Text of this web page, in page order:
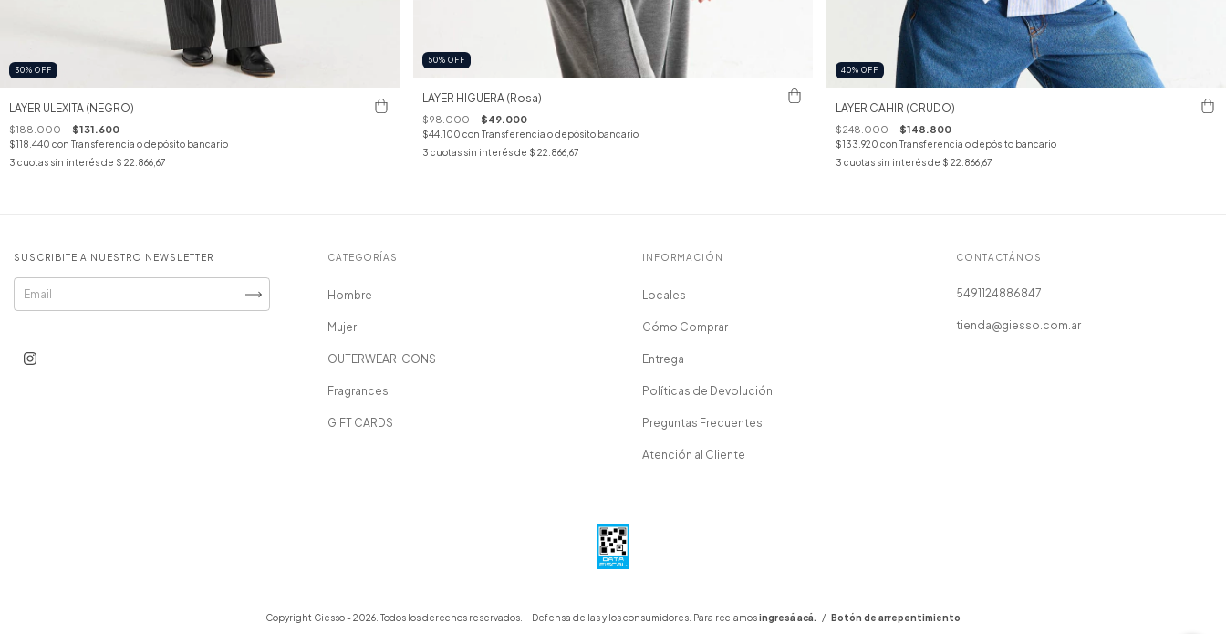
30% OFF
LAYER ULEXITA (NEGRO)
$188.000 $131.600
$118.440 con Transferencia o depósito bancario
3 cuotas sin interés de $ 22.866,67
50% OFF
LAYER HIGUERA (Rosa)
$98.000 $49.000
$44.100 con Transferencia o depósito bancario
3 cuotas sin interés de $ 22.866,67
40% OFF
LAYER CAHIR (CRUDO)
$248.000 $148.800
$133.920 con Transferencia o depósito bancario
3 cuotas sin interés de $ 22.866,67
SUSCRIBITE A NUESTRO NEWSLETTER CATEGORÍAS
Hombre
Mujer
OUTERWEAR ICONS
Fragrances
GIFT CARDS
INFORMACIÓN
Locales
Cómo Comprar
Entrega
Políticas de Devolución
Preguntas Frecuentes
Atención al Cliente
CONTACTÁNOS
5491124886847
tienda@giesso.com.ar
Copyright Giesso - 2026. Todos los derechos reservados. Defensa de las y los consumidores. Para reclamosingresá acá. / Botón de arrepentimiento